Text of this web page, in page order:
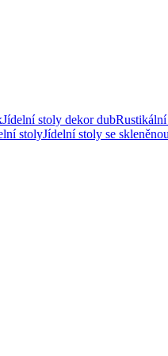
Jídelní stoly dekor dub
stolyJídelní stoly se